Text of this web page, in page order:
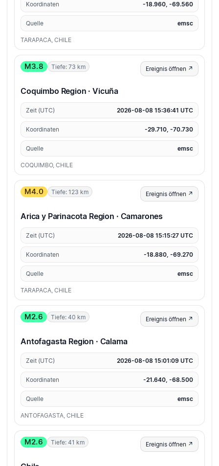
Koordinaten -18.960, -69.560
Quelle emsc
TARAPACA, CHILE
M3.8 Tiefe: 73 km Ereignis öffnen ↗
Coquimbo Region · Vicuña
Zeit (UTC) 2026-08-08 15:36:41 UTC
Koordinaten -29.710, -70.730
Quelle emsc
COQUIMBO, CHILE
M4.0 Tiefe: 123 km Ereignis öffnen ↗
Arica y Parinacota Region · Camarones
Zeit (UTC) 2026-08-08 15:15:27 UTC
Koordinaten -18.880, -69.270
Quelle emsc
TARAPACA, CHILE
M2.6 Tiefe: 40 km Ereignis öffnen ↗
Antofagasta Region · Calama
Zeit (UTC) 2026-08-08 15:01:09 UTC
Koordinaten -21.640, -68.500
Quelle emsc
ANTOFAGASTA, CHILE
M2.6 Tiefe: 41 km Ereignis öffnen ↗